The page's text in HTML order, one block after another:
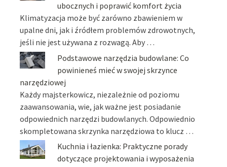
ubocznych i poprawić komfort życia
Klimatyzacja może być zarówno zbawieniem w
upalne dni, jak i źródłem problemów zdrowotnych,
jeśli nie jest używana z rozwagą. Aby …
Podstawowe narzędzia budowlane: Co
powinieneś mieć w swojej skrzynce
narzędziowej
Każdy majsterkowicz, niezależnie od poziomu
zaawansowania, wie, jak ważne jest posiadanie
odpowiednich narzędzi budowlanych. Odpowiednio
skompletowana skrzynka narzędziowa to klucz …
Kuchnia i łazienka: Praktyczne porady
dotyczące projektowania i wyposażenia